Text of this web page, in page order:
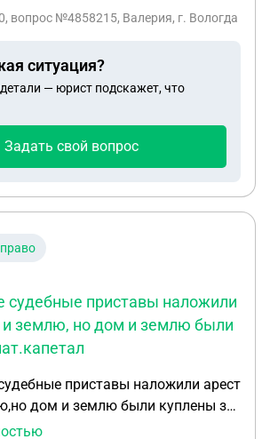
нет и ничего не заводили.
, вопрос №4858215, Валерия, г. Вологда
ситуация?
— юрист подскажет, что
Задать свой вопрос
судебные приставы наложили
и землю, но дом и землю были
приставы наложили арест
дом и землю были куплены за
сыну исполнилось 14 л нужно